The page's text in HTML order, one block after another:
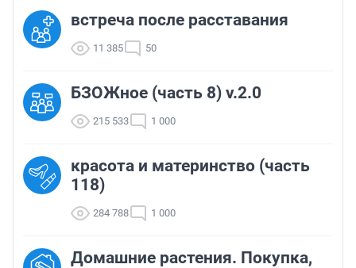
встреча после расставания
11 385 50
БЗОЖное (часть 8) v.2.0
215 533 1 000
красота и материнство (часть
118)
284 788 1 000
Домашние растения. Покупка,